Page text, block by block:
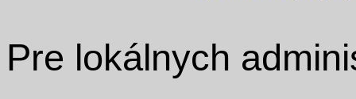
Pre lokálnych